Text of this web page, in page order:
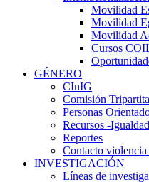
Movilidad
Movilidad
Movilidad
Cursos
GÉNERO
CInIG
Comisión
Personas
Recursos -
Reportes
Contacto violencia
INVESTIGACIÓN
Líneas de